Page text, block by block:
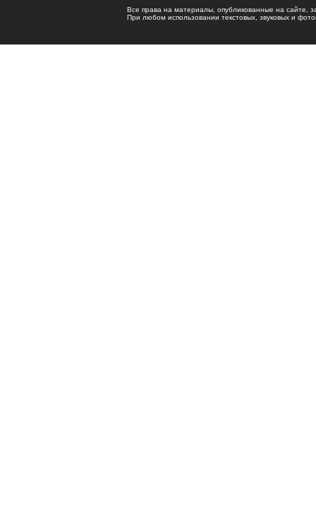
Все права на материалы, опубликованные на сайте,
При любом использовании текстовых, звуковых и